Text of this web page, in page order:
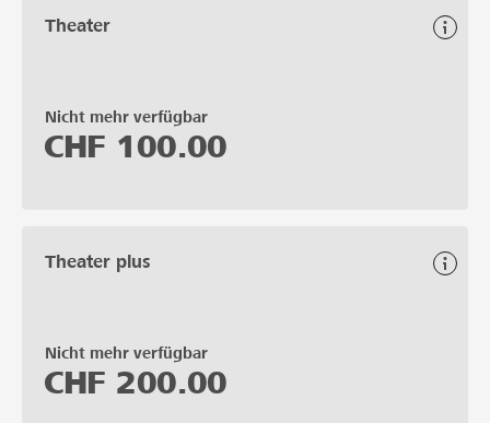
Theater
Nicht mehr verfügbar
CHF 100.00
Theater plus
Nicht mehr verfügbar
CHF 200.00